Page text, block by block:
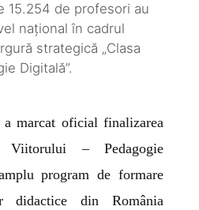
15.254 de profesori au
național în cadrul
strategică „Clasa
Digitală”.
marcat oficial finalizarea
Viitorului – Pedagogie
program de formare
didactice din România